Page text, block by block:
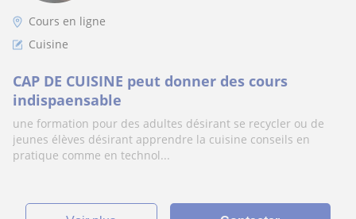
Cours en ligne
Cuisine
CAP DE CUISINE peut donner des cours
indispaensable
une formation pour des adultes désirant se recycler ou de
jeunes élèves désirant apprendre la cuisine conseils en
pratique comme en technol...